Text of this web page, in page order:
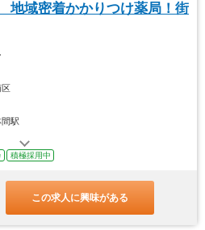
地域密着かかりつけ薬局！街
区
駅
積極採用中
この求人に興味がある